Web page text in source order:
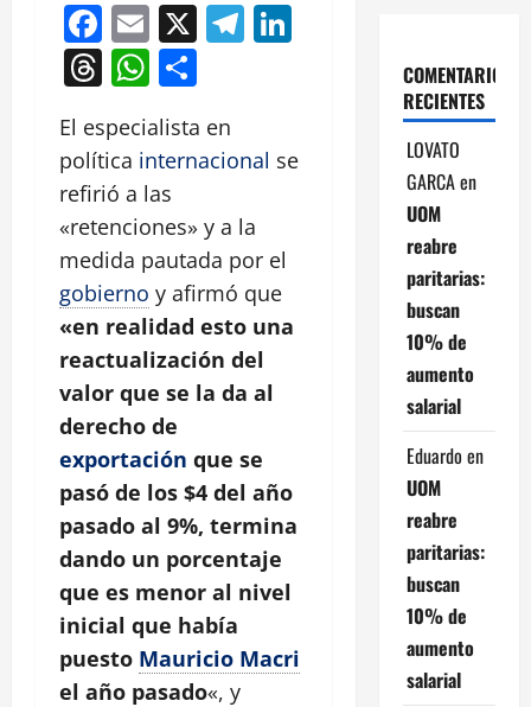
Facebook
Email
X Telegram
Threads
WhatsApp
El especialista en
política internacional se
refirió a las
«retenciones» y a la
medida pautada por el
gobierno y afirmó que
«en realidad esto una
reactualización del
valor que se la da al
derecho de
exportación que se
pasó de los $4 del año
pasado al 9%, termina
dando un porcentaje
que es menor al nivel
inicial que había
puesto Mauricio Macri
el año pasado«, y
COMENTARIOS
RECIENTES
LOVATO
GARCAen
UOM
reabre
paritarias:
buscan
10% de
aumento
salarial
Eduardo en
UOM
reabre
paritarias:
buscan
10% de
aumento
salarial